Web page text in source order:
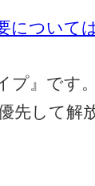
について
プ』です
先して解